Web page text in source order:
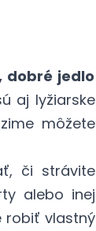
dobré jedlo
aj lyžiarske
môžete
či strávite
alebo inej
robiť vlastný